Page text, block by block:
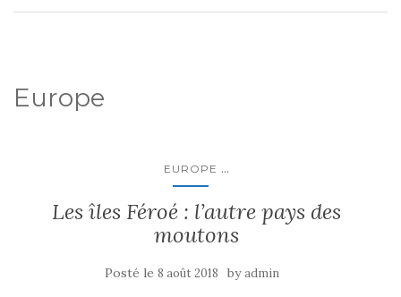
Europe
EUROPE ...
Les îles Féroé : l’autre pays des
moutons
Posté le 8 août 2018 byadmin